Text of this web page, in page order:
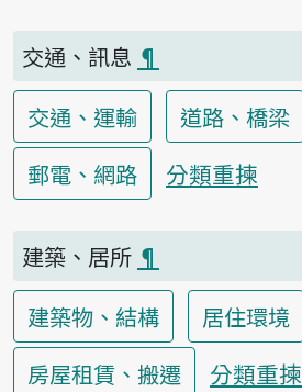
交通、訊息 ¶
交通、運輸
道路、橋梁
郵電、網路
分類重揀
建築、居所 ¶
建築物、結構
居住環境
房屋租賃、搬遷
分類重揀